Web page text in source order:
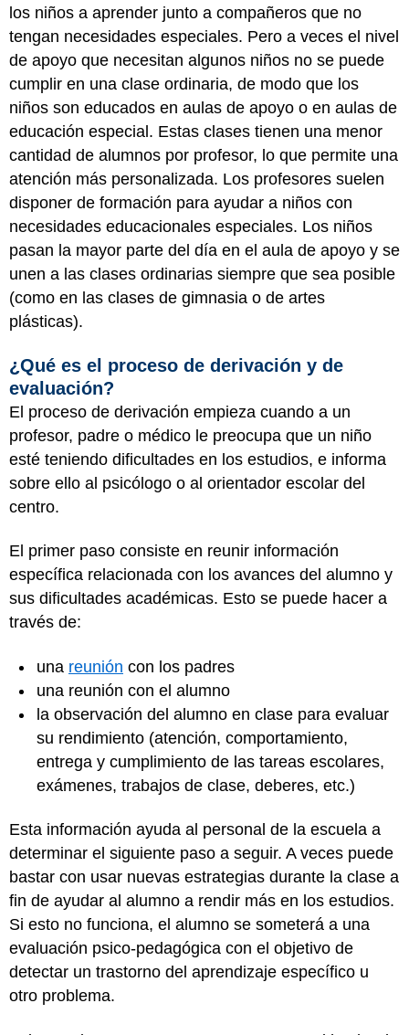
los niños a aprender junto a compañeros que no
tengan necesidades especiales. Pero a veces el nivel
de apoyo que necesitan algunos niños no se puede
cumplir en una clase ordinaria, de modo que los
niños son educados en aulas de apoyo o en aulas de
educación especial. Estas clases tienen una menor
cantidad de alumnos por profesor, lo que permite una
atención más personalizada. Los profesores suelen
disponer de formación para ayudar a niños con
necesidades educacionales especiales. Los niños
pasan la mayor parte del día en el aula de apoyo y se
unen a las clases ordinarias siempre que sea posible
(como en las clases de gimnasia o de artes
plásticas).
¿Qué es el proceso de derivación y de
evaluación?
El proceso de derivación empieza cuando a un
profesor, padre o médico le preocupa que un niño
esté teniendo dificultades en los estudios, e informa
sobre ello al psicólogo o al orientador escolar del
centro.
El primer paso consiste en reunir información
específica relacionada con los avances del alumno y
sus dificultades académicas. Esto se puede hacer a
través de:
una reunión con los padres
una reunión con el alumno
la observación del alumno en clase para evaluar
su rendimiento (atención, comportamiento,
entrega y cumplimiento de las tareas escolares,
exámenes, trabajos de clase, deberes, etc.)
Esta información ayuda al personal de la escuela a
determinar el siguiente paso a seguir. A veces puede
bastar con usar nuevas estrategias durante la clase a
fin de ayudar al alumno a rendir más en los estudios.
Si esto no funciona, el alumno se someterá a una
evaluación psico-pedagógica con el objetivo de
detectar un trastorno del aprendizaje específico u
otro problema.